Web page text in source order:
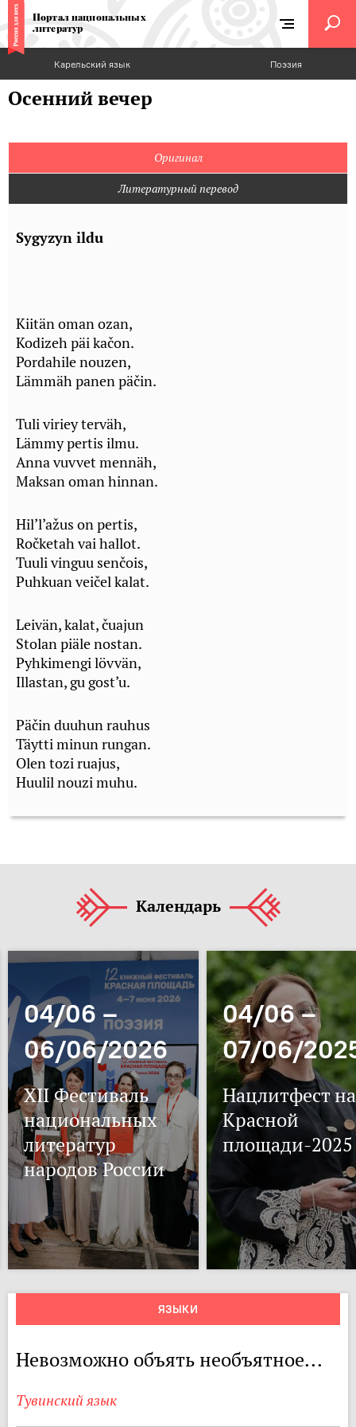
Портал национальных
литератур
Карельский язык Поэзия
Осенний вечер
Оригинал
Литературный перевод
Sygyzyn ildu
Kiitän oman ozan,
Kodizeh päi kačon.
Pordahile nouzen,
Lämmäh panen päčin.
Tuli viriey terväh,
Lämmy pertis ilmu.
Anna vuvvet mennäh,
Maksan oman hinnan.
Hil’l’ažus on pertis,
Ročketah vai hallot.
Tuuli vinguu senčois,
Puhkuan veičel kalat.
Leivän, kalat, čuajun
Stolan piäle nostan.
Pyhkimengi lövvän,
Illastan, gu gost’u.
Päčin duuhun rauhus
Täytti minun rungan.
Olen tozi ruajus,
Huulil nouzi muhu.
Календарь
04/06 –
06/06/2026
XII Фестиваль
национальных
литератур
народов России
04/06 –
07/06/
Нацлитфест на
Красной
площади-2025
ЯЗЫКИ
Невозможно объять необъятное...
Тувинский язык